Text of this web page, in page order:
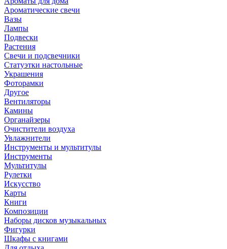
Ароматические свечи
Вазы
Лампы
Подвески
Растения
Свечи и подсвечники
Статуэтки настольные
Украшения
Фоторамки
Другое
Вентиляторы
Камины
Органайзеры
Очистители воздуха
Увлажнители
Инструменты и мультитулы
Инструменты
Мультитулы
Рулетки
Искусство
Карты
Книги
Композиции
Наборы дисков музыкальных
Фигурки
Шкафы с книгами